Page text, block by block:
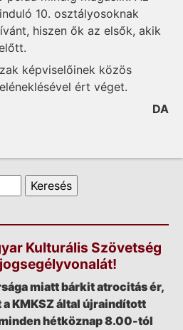
10. osztályosoknak
hiszen ők az elsők, akik
képviselőinek közös
ért véget.
DA
Kulturális Szövetség
miatt bárkit atrocitás ér,
KMKSZ által újraindított
hétköznap 8.00-tól